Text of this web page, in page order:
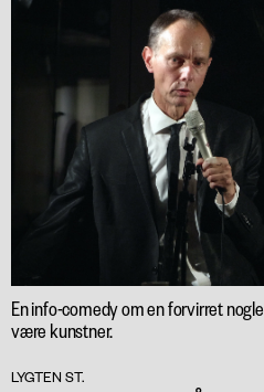
En info-comedy om en forvirret
være kunstner.
LYGTEN ST.